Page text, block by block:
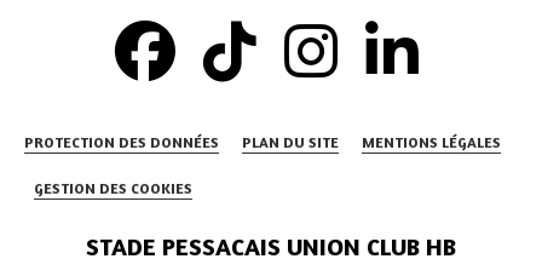
PROTECTION DES DONNÉES PLAN DU SITE MENTIONS LÉGALES
GESTION DES COOKIES
STADE PESSACAIS UNION CLUB HB